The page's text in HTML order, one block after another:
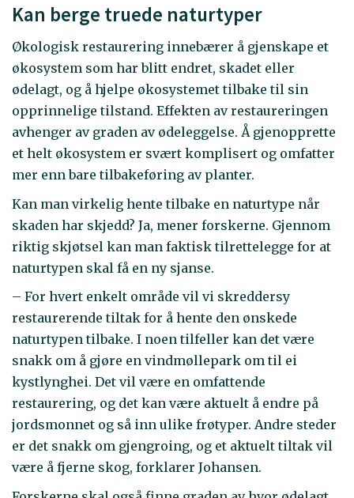
Kan berge truede naturtyper
Økologisk restaurering innebærer å gjenskape et
økosystem som har blitt endret, skadet eller
ødelagt, og å hjelpe økosystemet tilbake til sin
opprinnelige tilstand. Effekten av restaureringen
avhenger av graden av ødeleggelse. Å gjenopprette
et helt økosystem er svært komplisert og omfatter
mer enn bare tilbakeføring av planter.
Kan man virkelig hente tilbake en naturtype når
skaden har skjedd? Ja, mener forskerne. Gjennom
riktig skjøtsel kan man faktisk tilrettelegge for at
naturtypen skal få en ny sjanse.
– For hvert enkelt område vil vi skreddersy
restaurerende tiltak for å hente den ønskede
naturtypen tilbake. I noen tilfeller kan det være
snakk om å gjøre en vindmøllepark om til ei
kystlynghei. Det vil være en omfattende
restaurering, og det kan være aktuelt å endre på
jordsmonnet og så inn ulike frøtyper. Andre steder
er det snakk om gjengroing, og et aktuelt tiltak vil
være å fjerne skog, forklarer Johansen.